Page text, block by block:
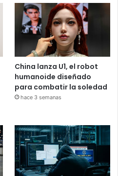
China lanza U1, el robot
humanoide diseñado
para combatir la soledad
hace 3 semanas